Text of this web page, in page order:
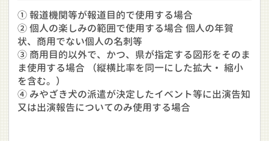
① 報道機関等が報道目的で使用する場合
② 個人の楽しみの範囲で使用する場合 個人の年賀
状、商用でない個人の名刺等
③ 商用目的以外で、かつ、県が指定する図形をそのま
ま使用する場合 （縦横比率を同一にした拡大・ 縮小
を含む。）
④ みやざき犬の派遣が決定したイベント等に出演告知
又は出演報告についてのみ使用する場合